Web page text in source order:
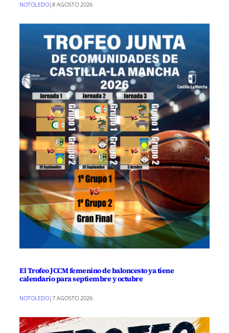
NOTOLEDO|8 AGOSTO 2026
El Trofeo JCCM femenino de baloncesto ya tiene
calendario para septiembre y octubre
NOTOLEDO|7 AGOSTO 2026